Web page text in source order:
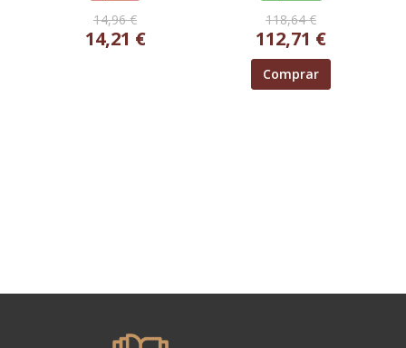
14,96 €
14,21 €
118,64 €
112,71 €
Comprar